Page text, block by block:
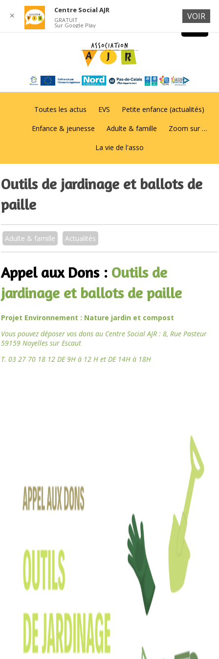
Toutes les actus EVS Petite enfance (actualités)
Enfance & jeunesse Adulte & famille Zoom sur …
La vie de l'asso
Outils de jardinage et ballots de
paille
Adulte & famille Actualités
Appel aux Dons : Outils de
jardinage et ballots de paille
Projet Environnement : Nature jardin et compost
Vous pouvez déposer vos dons au Centre Social AJR : 8, Rue Pasteur
59159 Noyelles sur Escaut
T. 03 27 70 18 12 DE 9H à 12 H et DE 14H à 18H
✕
Centre Social AJR
GRATUIT
Sur Google Play
VOIR